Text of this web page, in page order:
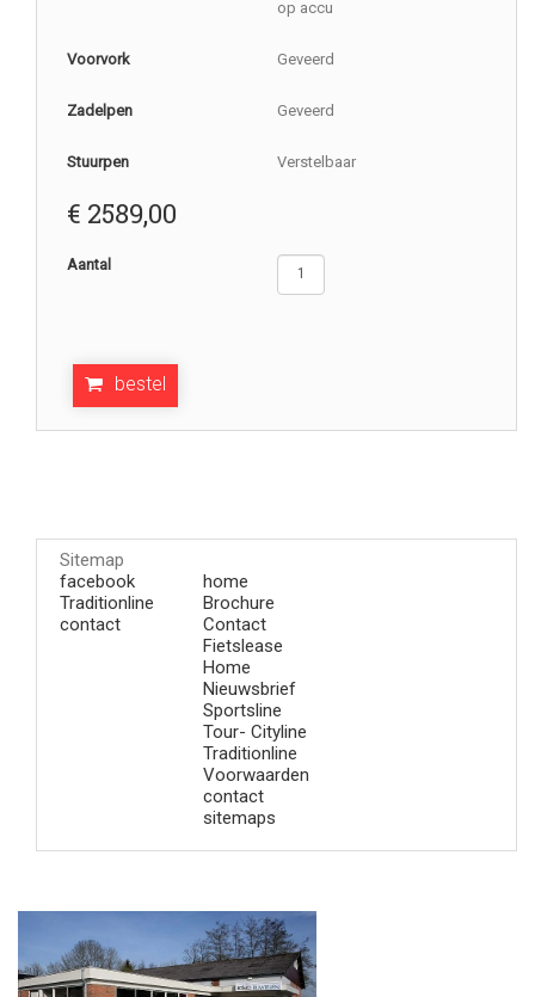
op accu
Voorvork Geveerd
Zadelpen Geveerd
Stuurpen Verstelbaar
€ 2589,00
Aantal
bestel
Sitemap
facebook
Traditionline
contact
home
Brochure
Contact
Fietslease
Home
Nieuwsbrief
Sportsline
Tour- Cityline
Traditionline
Voorwaarden
contact
sitemaps